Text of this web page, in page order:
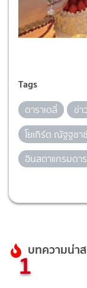
Tags
ดาราเดลี่ ข่า
โยเกิร์ต ณัฐฐชา
อินสตาแกรมดา
บทความน่า
1